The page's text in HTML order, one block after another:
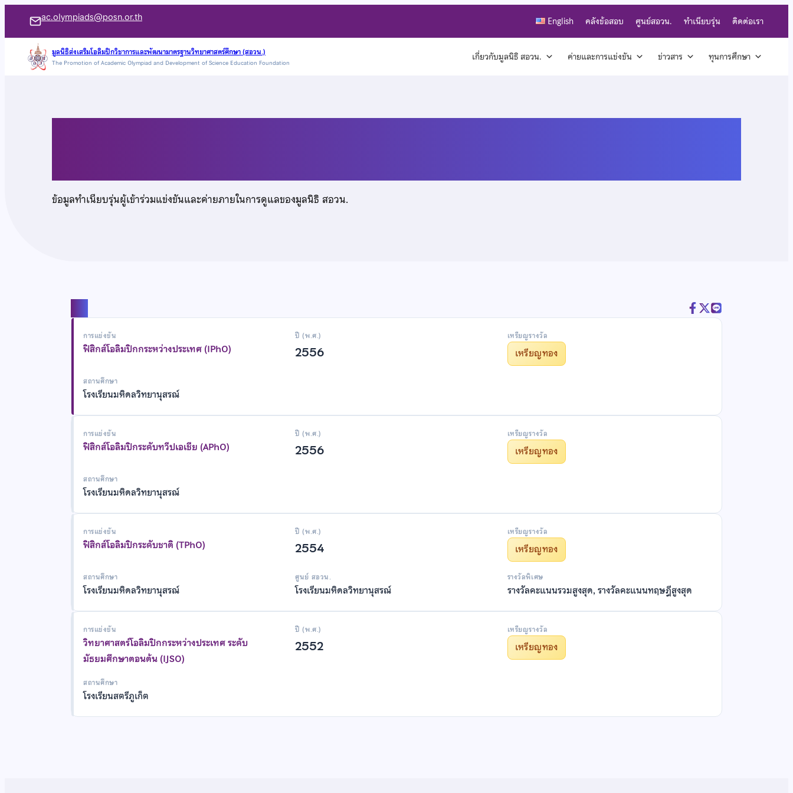
เนื้อหา
ac.olympiads@posn.or.th English คลังข้อสอบ ศูนย์สอวน. ทำเนียบรุ่น ติดต่อเรา
มูลนิธิส่งเสริมโอลิมปิกวิชาการและพัฒนามาตรฐานวิทยาศาสตร์ศึกษา (สอวน.)
The Promotion of Academic Olympiad and Development of Science Education Foundation เกี่ยวกับมูลนิธิ สอวน. ค่ายและการแข่งขัน ข่าวสาร ทุนการศึกษา
ข้อมูลทำเนียบรุ่นผู้เข้าร่วมแข่งขันและค่ายภายในการดูแลของมูลนิธิ สอวน.
การแข่งขัน
ฟิสิกส์โอลิมปิกกระหว่างประเทศ (IPhO)
ปี (พ.ศ.)
2556
เหรียญรางวัล
เหรียญทอง
สถานศึกษา
โรงเรียนมหิดลวิทยานุสรณ์
การแข่งขัน
ฟิสิกส์โอลิมปิกระดับทวีปเอเชีย (APhO)
ปี (พ.ศ.)
2556
เหรียญรางวัล
เหรียญทอง
สถานศึกษา
โรงเรียนมหิดลวิทยานุสรณ์
การแข่งขัน
ฟิสิกส์โอลิมปิกระดับชาติ (TPhO)
ปี (พ.ศ.)
2554
เหรียญรางวัล
เหรียญทอง
สถานศึกษา
โรงเรียนมหิดลวิทยานุสรณ์
ศูนย์ สอวน.
โรงเรียนมหิดลวิทยานุสรณ์
รางวัลพิเศษ
รางวัลคะแนนรวมสูงสุด, รางวัลคะแนนทฤษฎีสูงสุด
การแข่งขัน
วิทยาศาสตร์โอลิมปิกกระหว่างประเทศ ระดับ
มัธยมศึกษาตอนต้น (IJSO)
ปี (พ.ศ.)
2552
เหรียญรางวัล
เหรียญทอง
สถานศึกษา
โรงเรียนสตรีภูเก็ต